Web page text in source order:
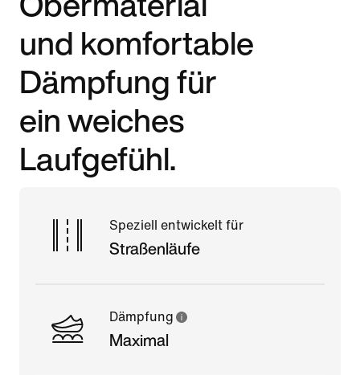
und komfortable
Dämpfung für
ein weiches
Laufgefühl.
Speziell entwickelt für
Straßenläufe
Dämpfung
Maximal